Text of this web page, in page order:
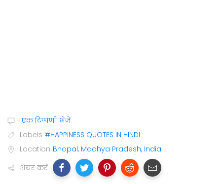
एक टिप्पणी भेजें
Labels #HAPPINESS QUOTES IN HINDI
Location Bhopal, Madhya Pradesh, India
शेयर करें